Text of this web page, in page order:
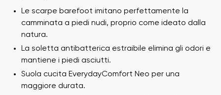
Le scarpe barefoot imitano perfettamente la
camminata a piedi nudi, proprio come ideato dalla
natura.
La soletta antibatterica estraibile elimina gli odori e
mantiene i piedi asciutti.
Suola cucita EverydayComfort Neo per una
maggiore durata.